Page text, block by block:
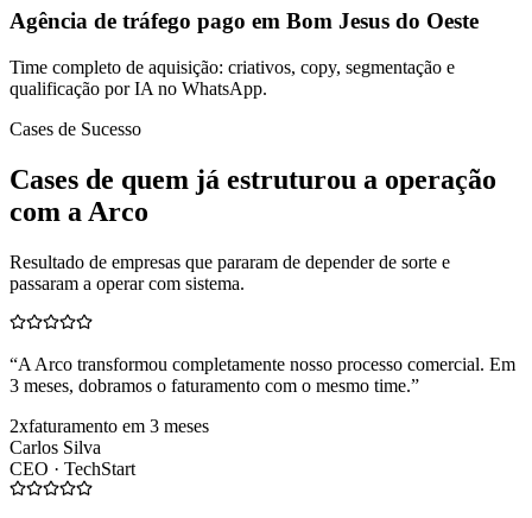
Agência de tráfego pago em Bom Jesus do Oeste
Time completo de aquisição: criativos, copy, segmentação e
qualificação por IA no WhatsApp.
Cases de Sucesso
Cases de quem já estruturou a operação
com a Arco
Resultado de empresas que pararam de depender de sorte e
passaram a operar com sistema.
“A Arco transformou completamente nosso processo comercial. Em
3 meses, dobramos o faturamento com o mesmo time.”
2xfaturamento em 3 meses
Carlos Silva
CEO · TechStart